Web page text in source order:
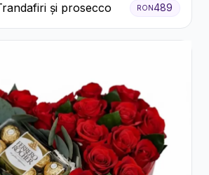
și prosecco RON489